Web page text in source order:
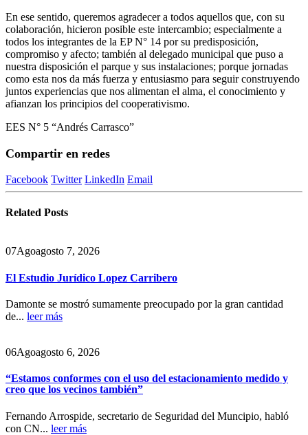
En ese sentido, queremos agradecer a todos aquellos que, con su
colaboración, hicieron posible este intercambio; especialmente a
todos los integrantes de la EP N° 14 por su predisposición,
compromiso y afecto; también al delegado municipal que puso a
nuestra disposición el parque y sus instalaciones; porque jornadas
como esta nos da más fuerza y entusiasmo para seguir construyendo
juntos experiencias que nos alimentan el alma, el conocimiento y
afianzan los principios del cooperativismo.
EES N° 5 “Andrés Carrasco”
Compartir en redes
Facebook Twitter LinkedIn Email
Related Posts
07Agoagosto 7, 2026
El Estudio Jurídico Lopez Carribero
Damonte se mostró sumamente preocupado por la gran cantidad
de... leer más
06Agoagosto 6, 2026
“Estamos conformes con el uso del estacionamiento medido y
creo que los vecinos también”
Fernando Arrospide, secretario de Seguridad del Muncipio, habló
con CN... leer más